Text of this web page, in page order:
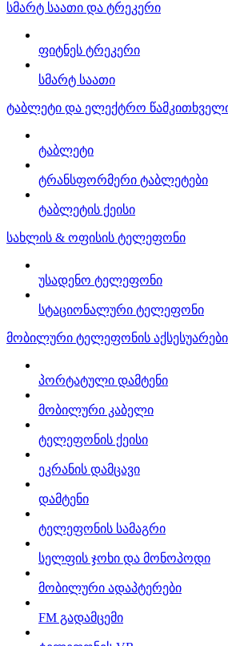
სმარტ საათი და ტრეკერი
ფიტნეს ტრეკერი
სმარტ საათი
ტაბლეტი და ელექტრო
ტაბლეტი
ტრანსფორმერი ტაბლეტები
ტაბლეტის ქეისი
სახლის & ოფისის ტელეფონი
უსადენო ტელეფონი
სტაციონალური ტელეფონი
მობილური ტელეფონის აქსესუარები
პორტატული დამტენი
მობილური კაბელი
ტელეფონის ქეისი
ეკრანის დამცავი
დამტენი
ტელეფონის სამაგრი
სელფის ჯოხი და მონოპოდი
მობილური ადაპტერები
FM გადამცემი